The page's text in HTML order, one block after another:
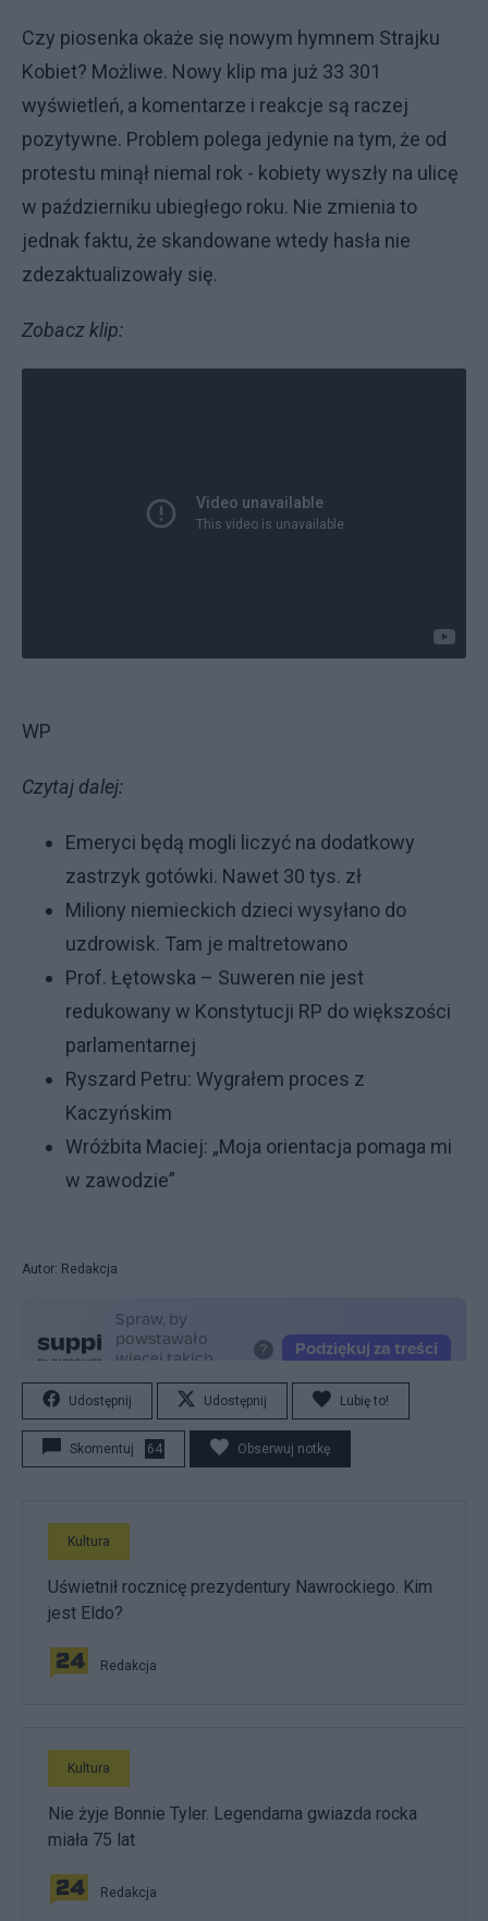
Czy piosenka okaże się nowym hymnem Strajku
Kobiet? Możliwe. Nowy klip ma już 33 301
wyświetleń, a komentarze i reakcje są raczej
pozytywne. Problem polega jedynie na tym, że od
protestu minął niemal rok - kobiety wyszły na ulicę
w październiku ubiegłego roku. Nie zmienia to
jednak faktu, że skandowane wtedy hasła nie
zdezaktualizowały się.
Zobacz klip:
WP
Czytaj dalej:
Emeryci będą mogli liczyć na dodatkowy
zastrzyk gotówki. Nawet 30 tys. zł
Miliony niemieckich dzieci wysyłano do
uzdrowisk. Tam je maltretowano
Prof. Łętowska – Suweren nie jest
redukowany w Konstytucji RP do większości
parlamentarnej
Ryszard Petru: Wygrałem proces z
Kaczyńskim
Wróżbita Maciej: „Moja orientacja pomaga mi
w zawodzie”
Autor: Redakcja
Udostępnij Udostępnij Lubię to!
Skomentuj 64 Obserwuj notkę
Kultura
Uświetnił rocznicę prezydentury Nawrockiego. Kim
jest Eldo?
Redakcja
Kultura
Nie żyje Bonnie Tyler. Legendarna gwiazda rocka
miała 75 lat
Redakcja